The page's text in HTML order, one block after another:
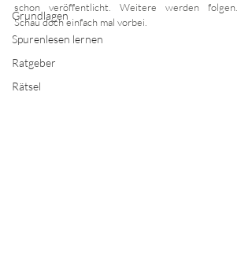
Grundlagen
Spurenlesen lernen
Ratgeber
Rätsel
schon veröffentlicht. Weitere werden folgen.
Schau doch einfach mal vorbei.